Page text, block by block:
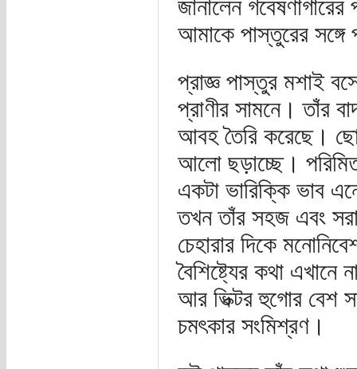
জানালেন
আমাকে পাস্তুরের সঙ্গে
প্রাজ্ঞ পাস্তুর মশাই
প্রাণীর সামনে। তাঁর
আবহ তৈরি করেছে।
আলো ছড়াচ্ছে।
একটা ভারিক্কি ভাব
তখন তাঁর সহজ এবং
চেহারার দিকে
বৈশিষ্টে্যর কথা এখানে
আর ভিক্টর হুগোর বেশ
চমৎকার সংমিশ্রণ।